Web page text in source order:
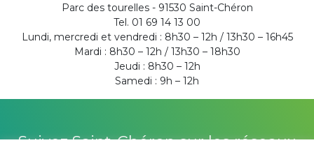
Parc des tourelles - 91530 Saint-Chéron
Tel. 01 69 14 13 00
Lundi, mercredi et vendredi : 8h30 – 12h / 13h30 – 16h45
Mardi : 8h30 – 12h / 13h30 – 18h30
Jeudi : 8h30 – 12h
Samedi : 9h – 12h
Suivez Saint-Chéron sur les réseaux